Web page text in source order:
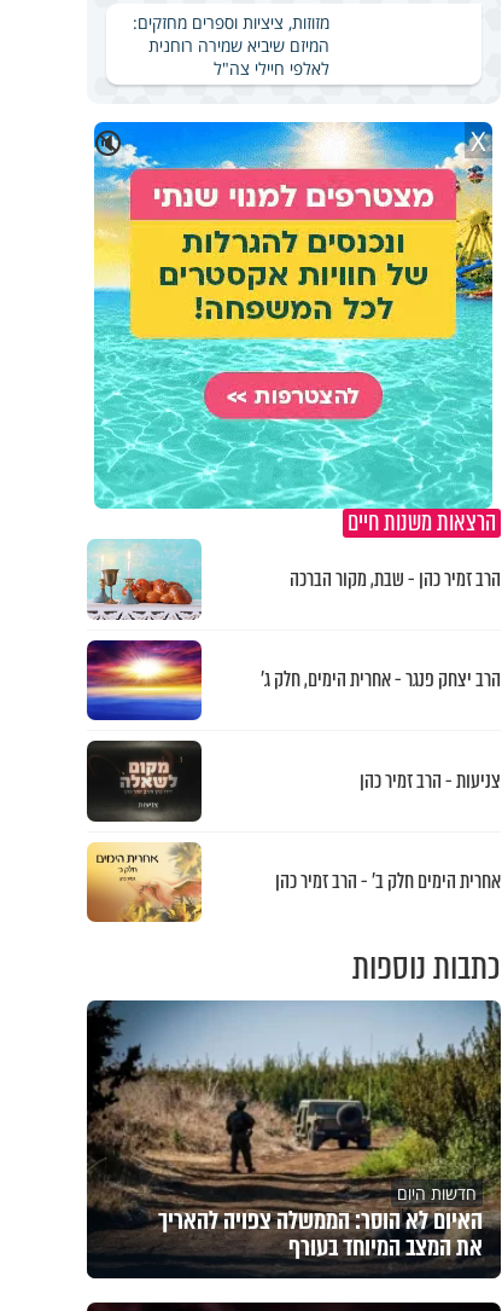
מזוזות, ציציות וספרים מחזקים:
המיזם שיביא שמירה רוחנית
לאלפי חיילי צה"ל
🔇 X
הרצאות משנות חיים
הרב זמיר כהן - שבת, מקור הברכה
הרב יצחק פנגר - אחרית הימים, חלק ג’
צניעות - הרב זמיר כהן
אחרית הימים חלק ב’ - הרב זמיר כהן
כתבות נוספות
חדשות היום
האיום לא הוסר: הממשלה צפויה להאריך
את המצב המיוחד בעורף